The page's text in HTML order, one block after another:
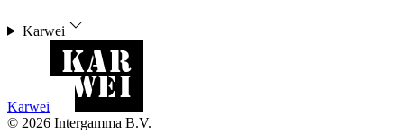
Karwei
Karwei
© 2026 Intergamma B.V.